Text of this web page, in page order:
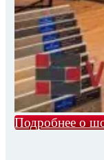
Подробнее о